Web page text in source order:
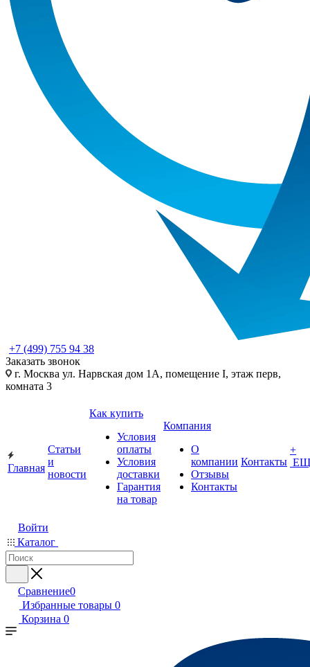
+7 (499) 755 94 38
Заказать звонок
г. Москва ул. Нарвская дом 1А, помещение I, этаж перв,
комната 3
Главная
Статьи
и
новости
Как купить
Условия
оплаты
Условия
доставки
Гарантия
на товар
Компания
О
компании
Отзывы
Контакты
Контакты
+
Войти
Каталог
Сравнение0
Избранные товары 0
Корзина 0